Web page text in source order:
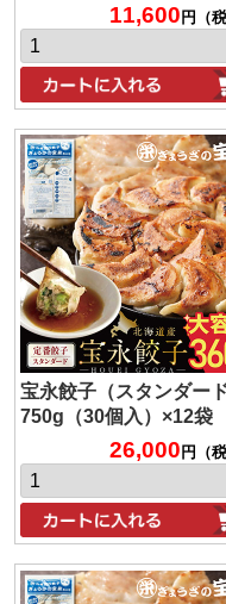
11,600円（税
宝永餃子（スタンダード
750g（30個入）×12袋
26,000 円（税